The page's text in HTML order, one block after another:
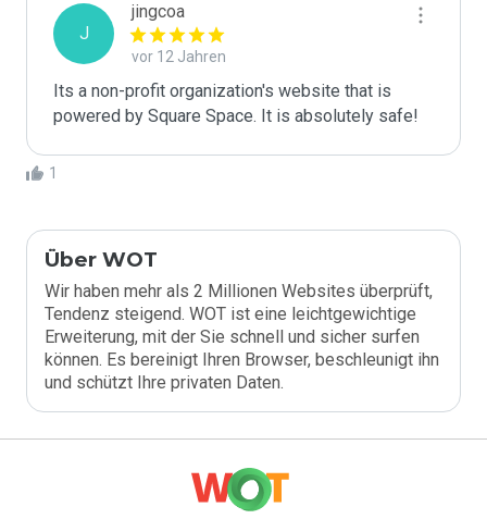
J
jingcoa
vor 12 Jahren
Its a non-profit organization's website that is
powered by Square Space. It is absolutely safe!
1
Über WOT
Wir haben mehr als 2 Millionen Websites überprüft,
Tendenz steigend. WOT ist eine leichtgewichtige
Erweiterung, mit der Sie schnell und sicher surfen
können. Es bereinigt Ihren Browser, beschleunigt ihn
und schützt Ihre privaten Daten.